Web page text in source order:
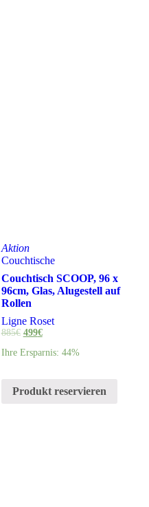
Aktion
Couchtische
Couchtisch SCOOP, 96 x
96cm, Glas, Alugestell auf
Rollen
Ligne Roset
885€ 499€
Ihre Ersparnis: 44%
Produkt reservieren